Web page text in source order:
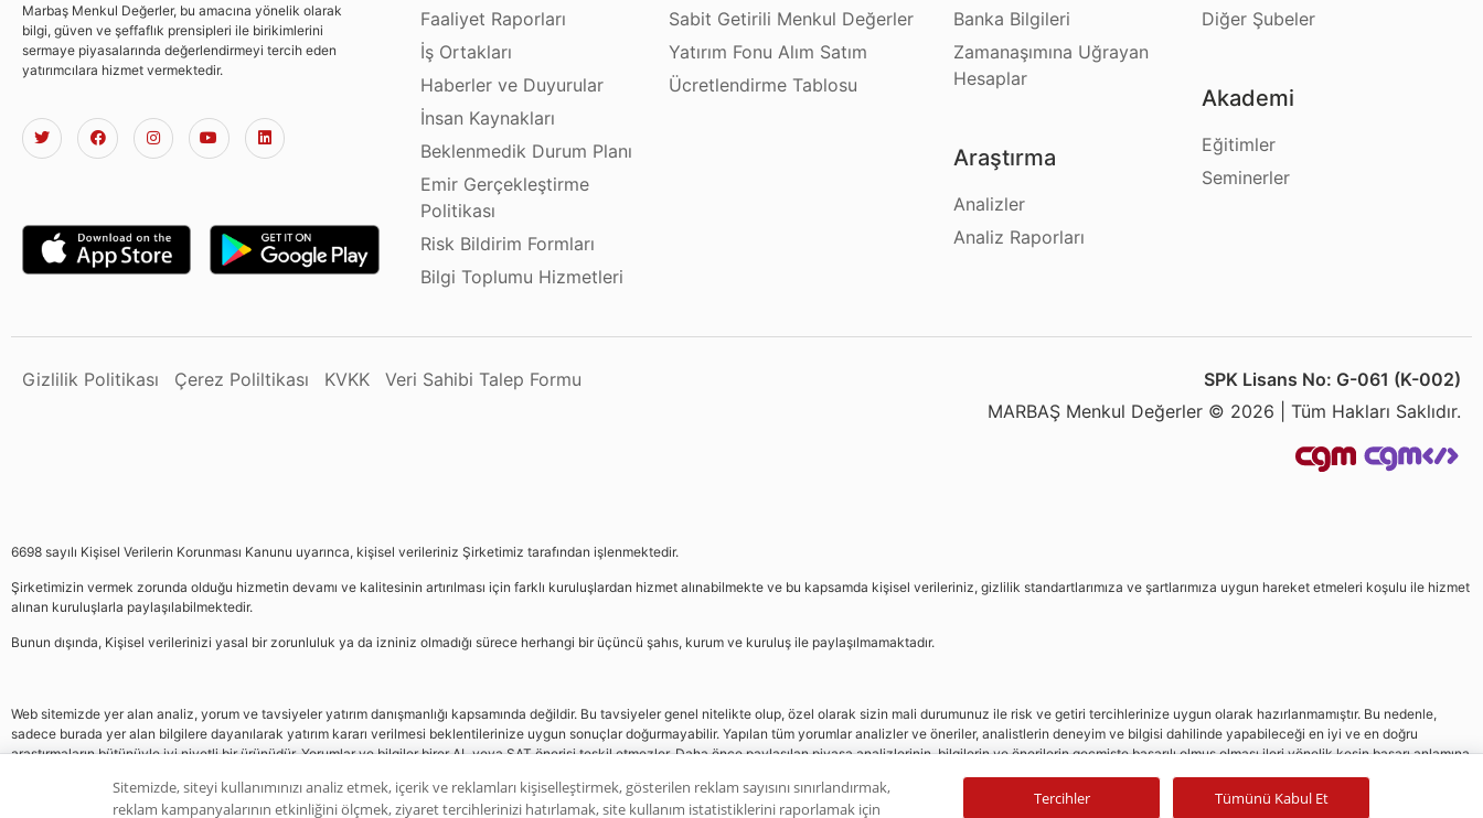
Marbaş Menkul Değerler, bu amacına yönelik olarak
bilgi, güven ve şeffaflık prensipleri ile birikimlerini
sermaye piyasalarında değerlendirmeyi tercih eden
yatırımcılara hizmet vermektedir.
Faaliyet Raporları
İş Ortakları
Haberler ve Duyurular
İnsan Kaynakları
Beklenmedik Durum Planı
Emir Gerçekleştirme
Politikası
Risk Bildirim Formları
Bilgi Toplumu Hizmetleri
Sabit Getirili Menkul Değerler
Yatırım Fonu Alım Satım
Ücretlendirme Tablosu
Banka Bilgileri
Zamanaşımına Uğrayan
Hesaplar
Araştırma
Analizler
Analiz Raporları
Diğer Şubeler
Akademi
Eğitimler
Seminerler
Gizlilik Politikası Çerez Poliltikası KVKK Veri Sahibi Talep Formu
SPK Lisans No: G-061 (K-002)
MARBAŞ Menkul Değerler © 2026 | Tüm Hakları Saklıdır.
6698 sayılı Kişisel Verilerin Korunması Kanunu uyarınca, kişisel verileriniz Şirketimiz tarafından işlenmektedir.
Şirketimizin vermek zorunda olduğu hizmetin devamı ve kalitesinin artırılması için farklı kuruluşlardan hizmet alınabilmekte ve bu kapsamda kişisel verileriniz, gizlilik standartlarımıza ve şartlarımıza uygun hareket etmeleri koşulu ile hizmet
alınan kuruluşlarla paylaşılabilmektedir.
Bunun dışında, Kişisel verilerinizi yasal bir zorunluluk ya da izniniz olmadığı sürece herhangi bir üçüncü şahıs, kurum ve kuruluş ile paylaşılmamaktadır.
Web sitemizde yer alan analiz, yorum ve tavsiyeler yatırım danışmanlığı kapsamında değildir. Bu tavsiyeler genel nitelikte olup, özel olarak sizin mali durumunuz ile risk ve getiri tercihlerinize uygun olarak hazırlanmamıştır. Bu nedenle,
sadece burada yer alan bilgilere dayanılarak yatırım kararı verilmesi beklentilerinize uygun sonuçlar doğurmayabilir. Yapılan tüm yorumlar analizler ve öneriler, analistlerin deneyim ve bilgisi dahilinde yapabileceği en iyi ve en doğru
araştırmaların bütünüyle iyi niyetli bir ürünüdür. Yorumlar ve bilgiler birer AL veya SAT önerisi teşkil etmezler. Daha önce paylaşılan piyasa analizlerinin, bilgilerin ve önerilerin geçmişte başarılı olmuş olması ileri yönelik kesin başarı anlamına
Sitemizde, siteyi kullanımınızı analiz etmek, içerik ve reklamları kişiselleştirmek, gösterilen reklam sayısını sınırlandırmak,
reklam kampanyalarının etkinliğini ölçmek, ziyaret tercihlerinizi hatırlamak, site kullanım istatistiklerini raporlamak için
Tercihler Tümünü Kabul Et